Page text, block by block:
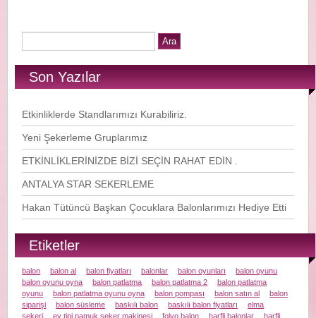
Son Yazılar
Etkinliklerde Standlarımızı Kurabiliriz.
Yeni Şekerleme Gruplarımız
ETKİNLİKLERİNİZDE BİZİ SEÇİN RAHAT EDİN .
ANTALYA STAR SEKERLEME
Hakan Tütüncü Başkan Çocuklara Balonlarımızı Hediye Etti
Etiketler
balon balon al balon fiyatları balonlar balon oyunları
balon oyunu
balon oyunu oyna
balon patlatma balon patlatma 2
balon patlatma
oyunu
balon patlatma oyunu oyna balon pompası balon satın al
balon
siparişi
balon süsleme baskılı balon baskılı balon fiyatları
elma
şekeri
ev tipi pamuk şeker makinesi folyo balon harfli balonlar harfli